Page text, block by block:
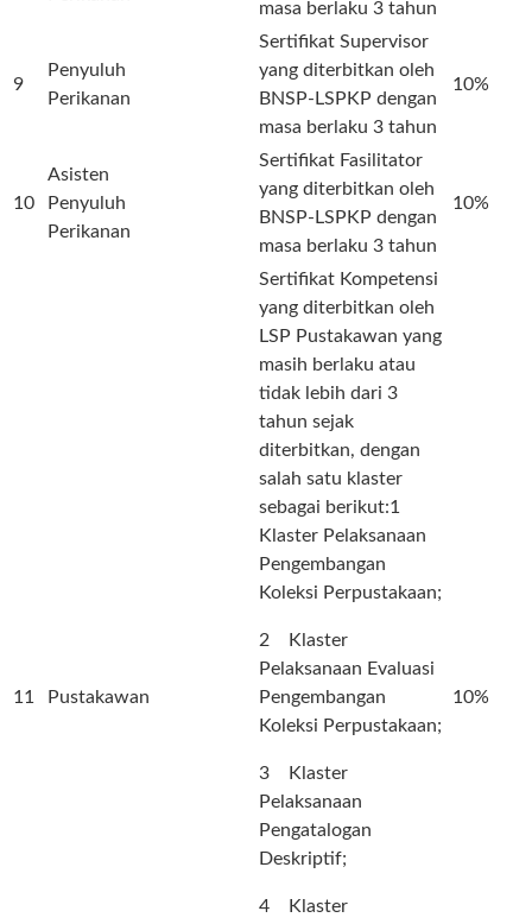
masa berlaku 3 tahun
9
Penyuluh
Perikanan
Sertifikat Supervisor
yang diterbitkan oleh
BNSP-LSPKP dengan
masa berlaku 3 tahun
10%
10
Asisten
Penyuluh
Perikanan
Sertifikat Fasilitator
yang diterbitkan oleh
BNSP-LSPKP dengan
masa berlaku 3 tahun
10%
11 Pustakawan
Sertifikat Kompetensi
yang diterbitkan oleh
LSP Pustakawan yang
masih berlaku atau
tidak lebih dari 3
tahun sejak
diterbitkan, dengan
salah satu klaster
sebagai berikut:1
Klaster Pelaksanaan
Pengembangan
Koleksi Perpustakaan;
2 Klaster
Pelaksanaan Evaluasi
Pengembangan
Koleksi Perpustakaan;
3 Klaster
Pelaksanaan
Pengatalogan
Deskriptif;
4 Klaster
10%